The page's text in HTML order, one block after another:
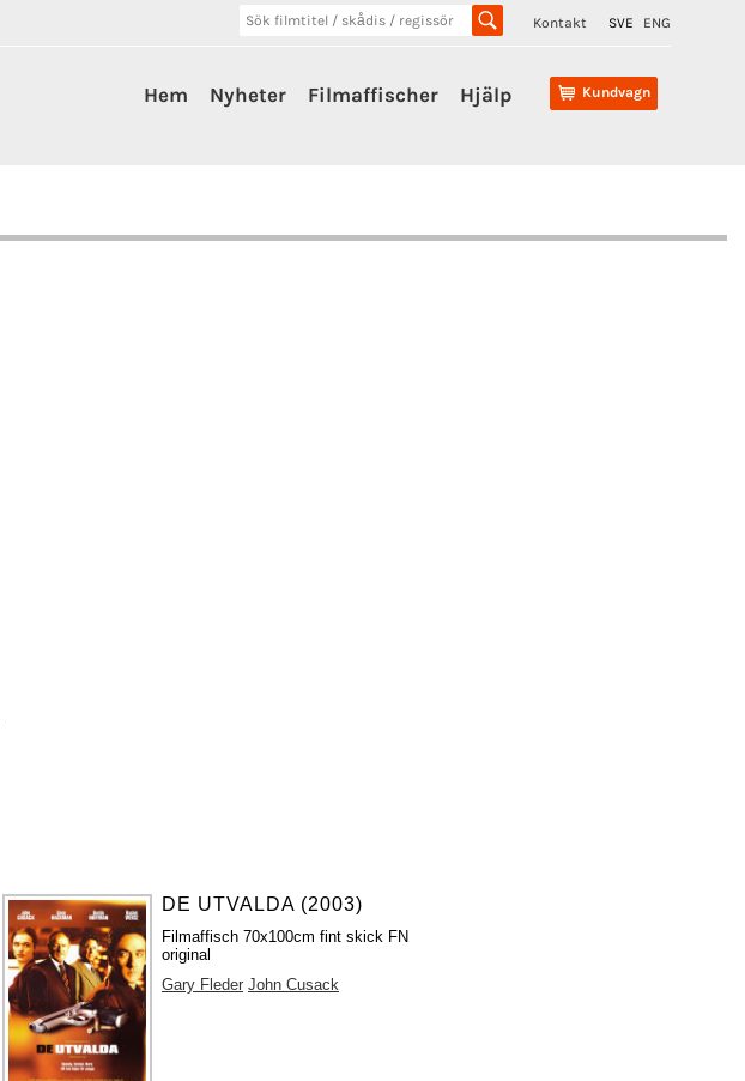
Kontakt SVE ENG
Kundvagn
Hem Nyheter Filmaffischer Hjälp
DE UTVALDA (2003)
Filmaffisch 70x100cm fint skick FN
original
Gary Fleder John Cusack